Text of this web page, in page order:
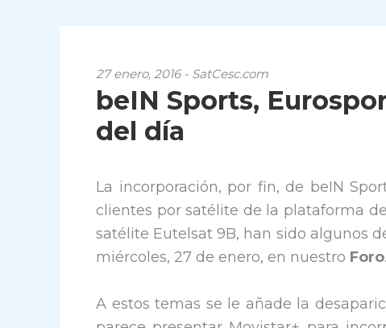
27 enero, 2016 - SatCesc.com
beIN Sports,
del día
La incorporación, por fin, de beIN
clientes por satélite de la plataforma
satélite Eutelsat 9B, han sido algunos
miércoles, 27 de enero, en nuestro Foro.
A estos temas se le añade la